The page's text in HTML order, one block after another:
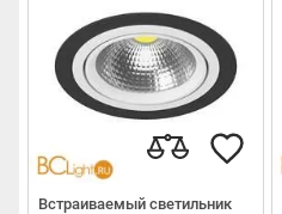
Встраиваемый светильник